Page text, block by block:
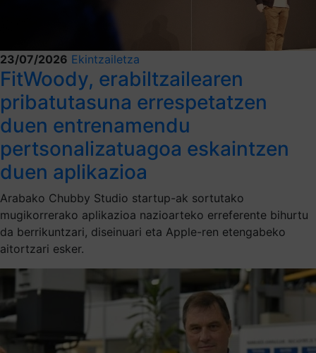
23/07/2026 Ekintzailetza
FitWoody, erabiltzailearen
pribatutasuna errespetatzen
duen entrenamendu
pertsonalizatuagoa eskaintzen
duen aplikazioa
Arabako Chubby Studio startup-ak sortutako
mugikorrerako aplikazioa nazioarteko erreferente bihurtu
da berrikuntzari, diseinuari eta Apple-ren etengabeko
aitortzari esker.